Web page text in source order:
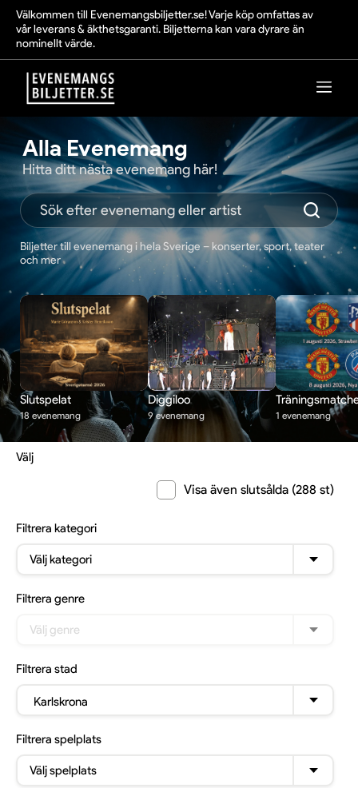
Välkommen till Evenemangsbiljetter.se! Varje köp omfattas av
vår leverans & äkthetsgaranti. Biljetterna kan vara dyrare än
nominellt värde.
Alla Evenemang
Hitta ditt nästa evenemang här!
Biljetter till evenemang i hela Sverige – konserter, sport, teater
och mer
Slutspelat
18 evenemang
Diggiloo
9 evenemang 1 evenemang
Välj
Visa även slutsålda (288 st)
Filtrera kategori
Välj kategori
Filtrera genre
Välj genre
Filtrera stad
Karlskrona
Filtrera spelplats
Välj spelplats